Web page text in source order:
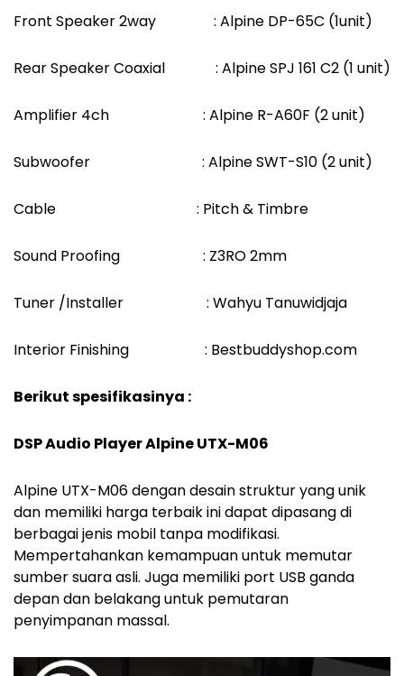
Front Speaker 2way : Alpine DP-65C (1unit)
Rear Speaker Coaxial : Alpine SPJ 161 C2 (1 unit)
Amplifier 4ch : Alpine R-A60F (2 unit)
Subwoofer : Alpine SWT-S10 (2 unit)
Cable : Pitch & Timbre
Sound Proofing : Z3RO 2mm
Tuner /Installer : Wahyu Tanuwidjaja
Interior Finishing : Bestbuddyshop.com
Berikut spesifikasinya :
DSP Audio Player Alpine UTX-M06
Alpine UTX-M06 dengan desain struktur yang unik
dan memiliki harga terbaik ini dapat dipasang di
berbagai jenis mobil tanpa modifikasi.
Mempertahankan kemampuan untuk memutar
sumber suara asli. Juga memiliki port USB ganda
depan dan belakang untuk pemutaran
penyimpanan massal.